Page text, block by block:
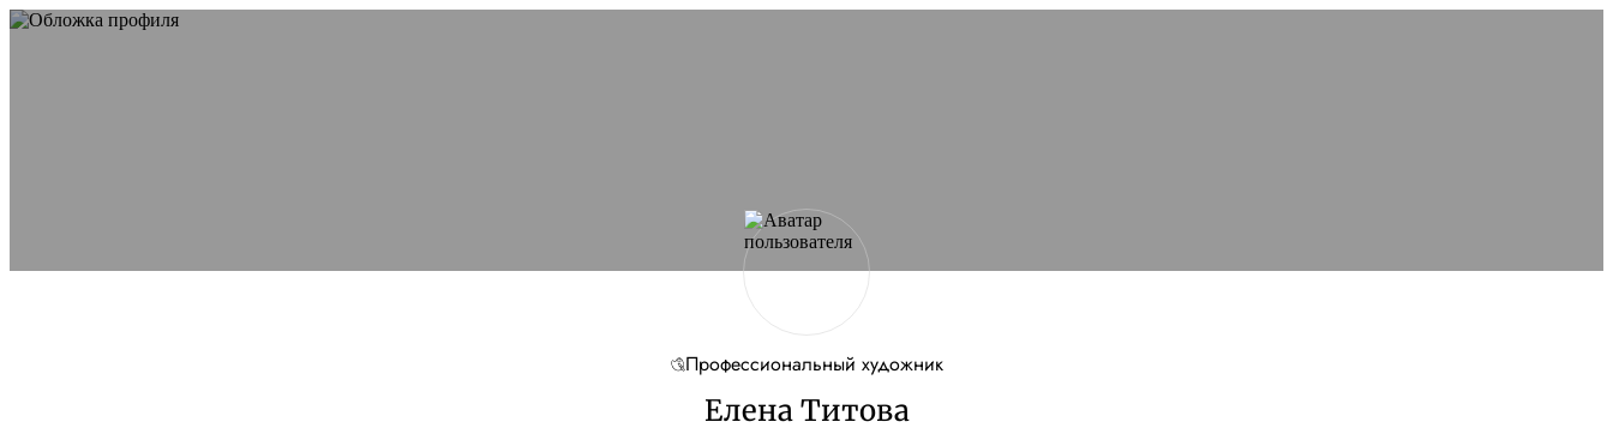
Профессиональный художник
Елена Титова